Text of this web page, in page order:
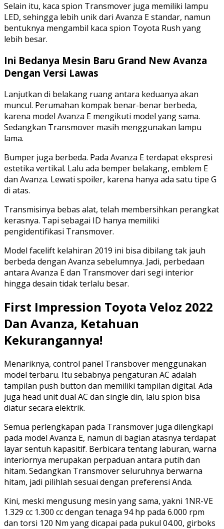
Selain itu, kaca spion Transmover juga memiliki lampu
LED, sehingga lebih unik dari Avanza E standar, namun
bentuknya mengambil kaca spion Toyota Rush yang
lebih besar.
Ini Bedanya Mesin Baru Grand New Avanza
Dengan Versi Lawas
Lanjutkan di belakang ruang antara keduanya akan
muncul. Perumahan kompak benar-benar berbeda,
karena model Avanza E mengikuti model yang sama.
Sedangkan Transmover masih menggunakan lampu
lama.
Bumper juga berbeda. Pada Avanza E terdapat ekspresi
estetika vertikal. Lalu ada bemper belakang, emblem E
dan Avanza. Lewati spoiler, karena hanya ada satu tipe G
di atas.
Transmisinya bebas alat, telah membersihkan perangkat
kerasnya. Tapi sebagai ID hanya memiliki
pengidentifikasi Transmover.
Model facelift kelahiran 2019 ini bisa dibilang tak jauh
berbeda dengan Avanza sebelumnya. Jadi, perbedaan
antara Avanza E dan Transmover dari segi interior
hingga desain tidak terlalu besar.
First Impression Toyota Veloz 2022
Dan Avanza, Ketahuan
Kekurangannya!
Menariknya, control panel Transbover menggunakan
model terbaru. Itu sebabnya pengaturan AC adalah
tampilan push button dan memiliki tampilan digital. Ada
juga head unit dual AC dan single din, lalu spion bisa
diatur secara elektrik.
Semua perlengkapan pada Transmover juga dilengkapi
pada model Avanza E, namun di bagian atasnya terdapat
layar sentuh kapasitif. Berbicara tentang laburan, warna
interiornya merupakan perpaduan antara putih dan
hitam. Sedangkan Transmover seluruhnya berwarna
hitam, jadi pilihlah sesuai dengan preferensi Anda.
Kini, meski mengusung mesin yang sama, yakni 1NR-VE
1.329 cc 1.300 cc dengan tenaga 94 hp pada 6.000 rpm
dan torsi 120 Nm yang dicapai pada pukul 04.00, girboks